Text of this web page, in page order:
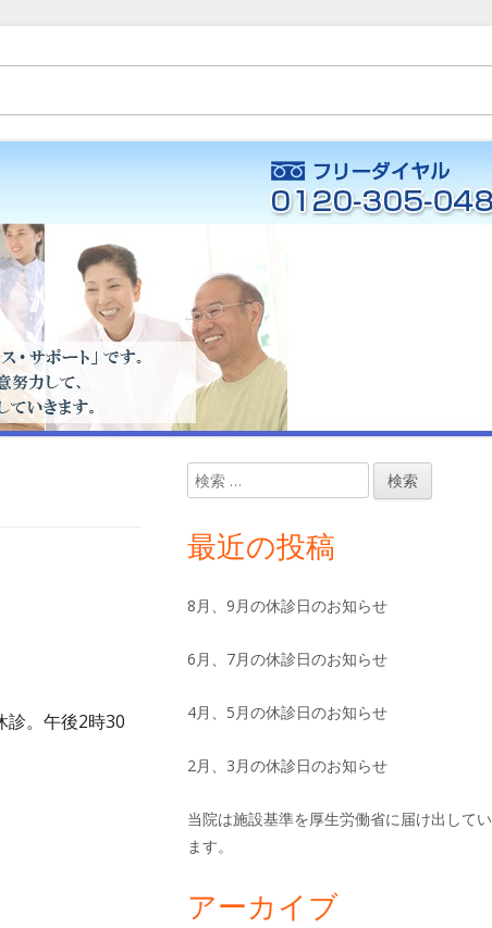
。午後2時30
メ
イ
サ
イ
ド
バ
ー
検
索:
最近の投稿
8月、9月の休診日のお知らせ
6月、7月の休診日のお知らせ
4月、5月の休診日のお知らせ
2月、3月の休診日のお知らせ
当院は施設基準を厚生労働省に届け出してい
ます。
アーカイブ